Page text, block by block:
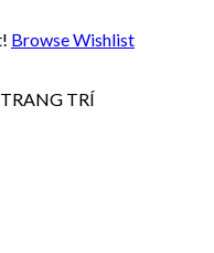
Browse Wishlist
TRÍ